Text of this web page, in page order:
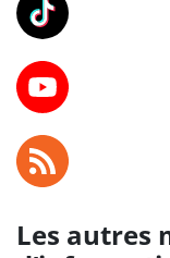
Les autres